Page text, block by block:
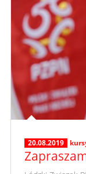
20.08.2019